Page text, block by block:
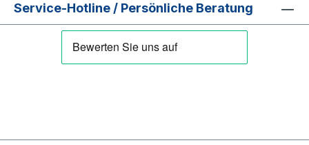
Service-Hotline / Persönliche Beratung